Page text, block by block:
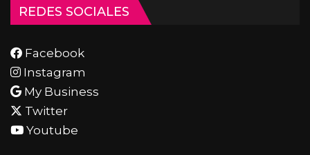
REDES SOCIALES
Facebook
Instagram
My Business
Twitter
Youtube